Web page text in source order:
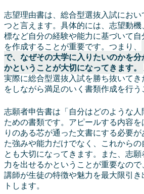
志望理由書は、総合型選抜入試にお
つと言えます。具体的には、志望動機
標など自分の経験や能力に基づいて
を作成することが重要です。つまり、
で、なぜその大学に入りたいのかを
かということが大切になってきます。
実際に総合型選抜入試を勝ち抜いて
をしながら満足のいく書類作成を行う
志願者申告書は「自分はどのような
ための書類です。アピールする内容
りのある芯が通った文書にする必要
た強みや能力だけでなく、これからの
とも大切になってきます。また、志
力を出せるかということが重要なので
講師が生徒の特徴や魅力を最大限引
トします。